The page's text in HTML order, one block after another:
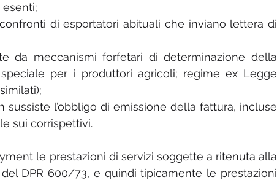
esenti;
di esportatori abituali che inviano lettera di
da meccanismi forfetari di determinazione della
per i produttori agricoli; regime ex Legge
sussiste l’obbligo di emissione della fattura, incluse
sui corrispettivi.
le prestazioni di servizi soggette a ritenuta alla
DPR 600/73, e quindi tipicamente le prestazioni